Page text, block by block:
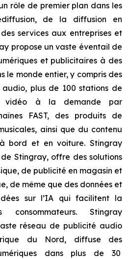
rôle de premier plan dans les
de la diffusion en
services aux entreprises et
propose un vaste éventail de
et publicitaires à des
le monde entier, y compris des
plus de 100 stations de
vidéo à la demande par
FAST, des produits de
ainsi que du contenu
à bord et en voiture. Stingray
Stingray, offre des solutions
de publicité en magasin et
de même que des données et
sur l’IA qui facilitent la
consommateurs. Stingray
réseau de publicité audio
du Nord, diffuse des
dans plus de 30